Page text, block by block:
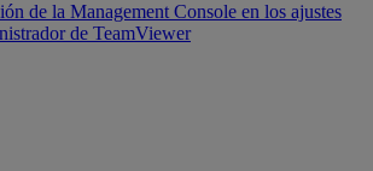
de la Management Console en los ajustes
de TeamViewer